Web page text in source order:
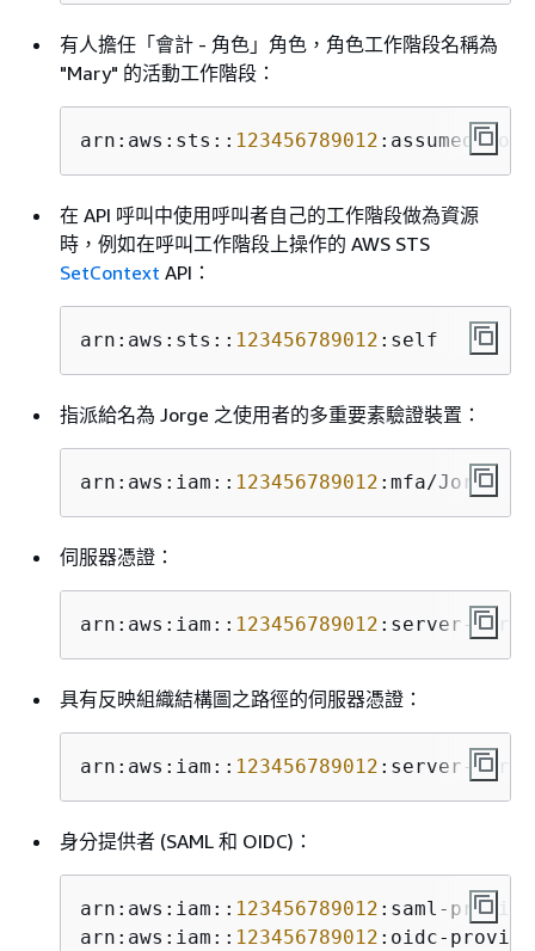
有人擔任「會計 - 角色」角色，角色工作階段名稱為
"Mary" 的活動工作階段：
arn:aws:sts:: 123456789012 :assumed-
在 API 呼叫中使用呼叫者自己的工作階段做為資源
時，例如在呼叫工作階段上操作的 AWS STS
SetContext API：
arn:aws:sts:: 123456789012 :self
指派給名為 Jorge 之使用者的多重要素驗證裝置：
arn:aws:iam:: 123456789012 :mfa/Jorge
伺服器憑證：
arn:aws:iam:: 123456789012 :server-
具有反映組織結構圖之路徑的伺服器憑證：
arn:aws:iam:: 123456789012 :server-
身分提供者 (SAML 和 OIDC)：
arn:aws:iam:: 123456789012 :saml-
arn:aws:iam:: 123456789012 :oidc-